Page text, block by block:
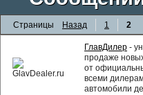
Страницы Назад 1 2
ГлавДилер -
продаже
от
всеми
автомобили